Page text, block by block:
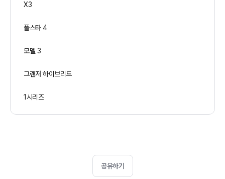
X3
폴스타 4
모델 3
그랜저 하이브리드
1시리즈
공유하기